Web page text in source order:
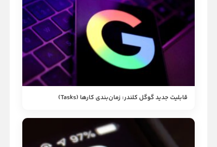
قابلیت جدید گوگل کلندر: زمان‌بندی کارها (Tasks)